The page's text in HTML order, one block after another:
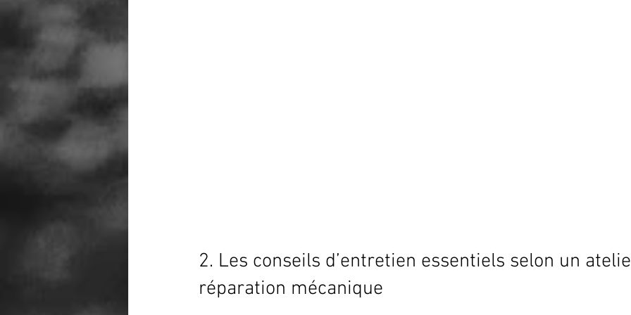
2. Les conseils d’entretien essentiels selon un
réparation mécanique